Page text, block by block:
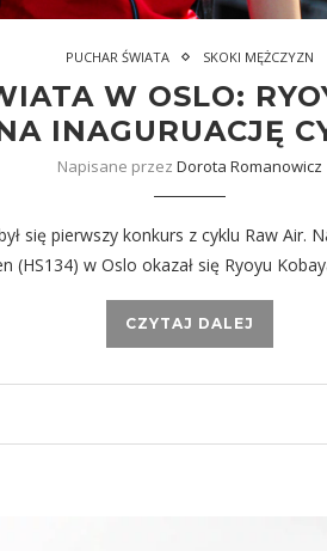
PUCHAR ŚWIATA SKOKI MĘŻCZYZN
W OSLO:
INAGURUACJĘ
Napisane przez Dorota Romanowicz
się pierwszy konkurs z cyklu Raw Air.
(HS134) w Oslo okazał się Ryoyu
CZYTAJ DALEJ